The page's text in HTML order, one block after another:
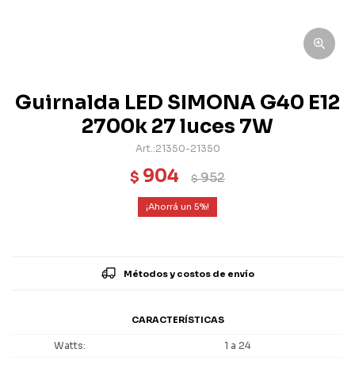
Guirnalda LED SIMONA G40 E12
2700k 27 luces 7W
21350-21350
$ 904 $952
5
Métodos y costos de envío
CARACTERÍSTICAS
Watts 1 a 24